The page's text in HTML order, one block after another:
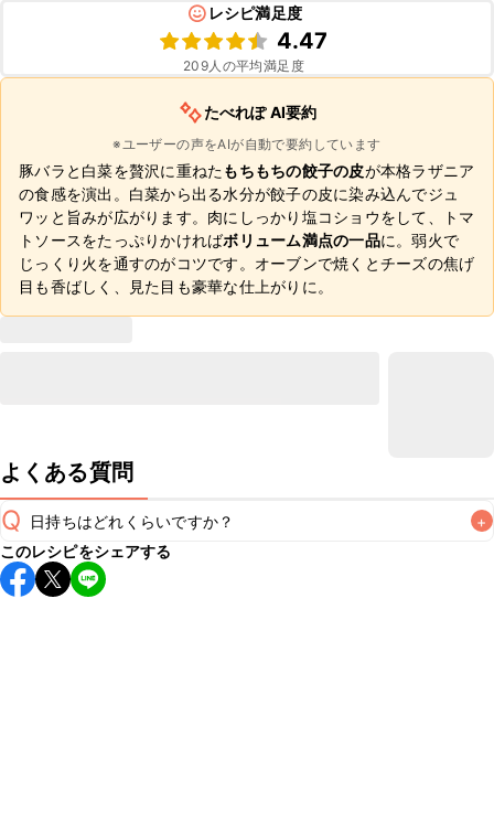
レシピ満足度
4.47
209人の平均満足度
たべれぽ AI要約
※ユーザーの声をAIが自動で要約しています
豚バラと白菜を贅沢に重ねたもちもちの餃子の皮が本格ラザニア
の食感を演出。白菜から出る水分が餃子の皮に染み込んでジュ
ワッと旨みが広がります。肉にしっかり塩コショウをして、トマ
トソースをたっぷりかければボリューム満点の一品に。弱火で
じっくり火を通すのがコツです。オーブンで焼くとチーズの焦げ
目も香ばしく、見た目も豪華な仕上がりに。
よくある質問
Q 日持ちはどれくらいですか？ +
保存期間は冷蔵で翌日中が目安です。なるべくお早めにお召
し上がりください。
このレシピをシェアする